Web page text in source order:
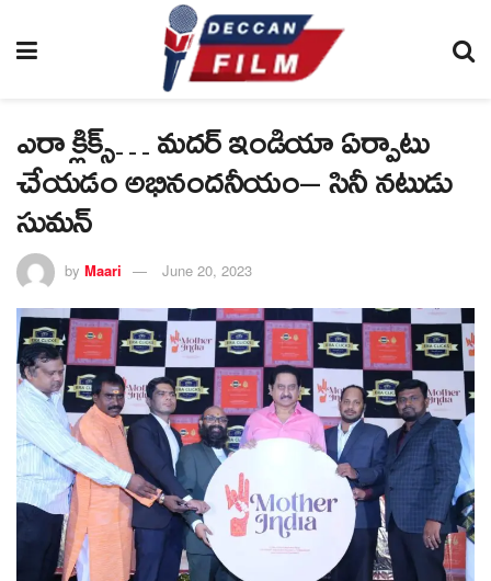
ఎరా క్లిక్స్… మదర్‌ ఇండియా ఏర్పాటు
చేయడం అభినందనీయం– సినీ నటుడు
సుమన్‌
by Maari June 20, 2023